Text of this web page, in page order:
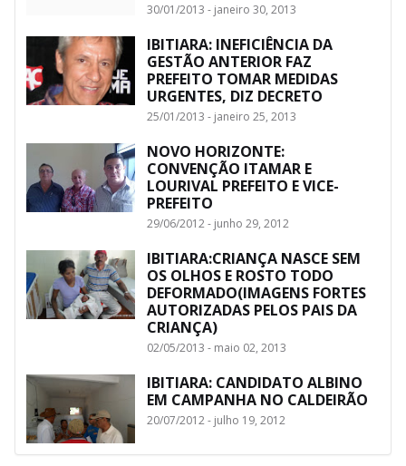
30/01/2013 - janeiro 30, 2013
IBITIARA: INEFICIÊNCIA DA
GESTÃO ANTERIOR FAZ
PREFEITO TOMAR MEDIDAS
URGENTES, DIZ DECRETO
25/01/2013 - janeiro 25, 2013
NOVO HORIZONTE:
CONVENÇÃO ITAMAR E
LOURIVAL PREFEITO E VICE-
PREFEITO
29/06/2012 - junho 29, 2012
IBITIARA:CRIANÇA NASCE SEM
OS OLHOS E ROSTO TODO
DEFORMADO(IMAGENS FORTES
AUTORIZADAS PELOS PAIS DA
CRIANÇA)
02/05/2013 - maio 02, 2013
IBITIARA: CANDIDATO ALBINO
EM CAMPANHA NO CALDEIRÃO
20/07/2012 - julho 19, 2012